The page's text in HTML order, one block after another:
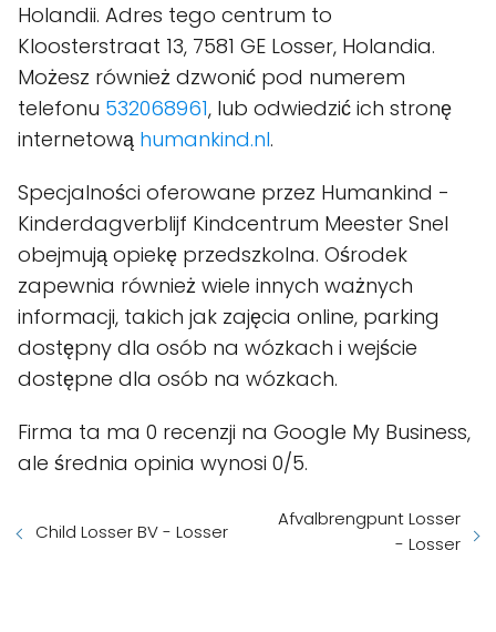
Holandii. Adres tego centrum to
Kloosterstraat 13, 7581 GE Losser, Holandia.
Możesz również dzwonić pod numerem
telefonu 532068961, lub odwiedzić ich stronę
internetową humankind.nl.
Specjalności oferowane przez Humankind -
Kinderdagverblijf Kindcentrum Meester Snel
obejmują opiekę przedszkolna. Ośrodek
zapewnia również wiele innych ważnych
informacji, takich jak zajęcia online, parking
dostępny dla osób na wózkach i wejście
dostępne dla osób na wózkach.
Firma ta ma 0 recenzji na Google My Business,
ale średnia opinia wynosi 0/5.
Child Losser BV - Losser
Afvalbrengpunt Losser
- Losser